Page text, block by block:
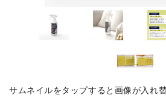
サイズ
ブランド
サムネイルをタップすると画像が入れ